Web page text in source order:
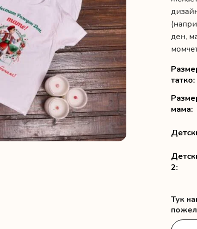
ден,
татко
мама
2
Тук